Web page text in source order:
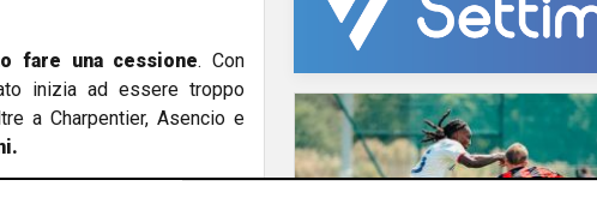
fare una cessione. Con
inizia ad essere troppo
a Charpentier, Asencio e